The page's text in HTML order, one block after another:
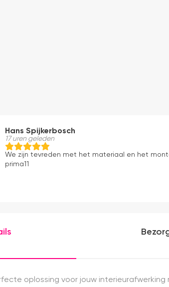
Hans Spijkerbosch
17 uren geleden
We zijn tevreden met het materiaal en het
prima11
oplossing voor jouw